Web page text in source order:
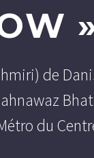
de
du